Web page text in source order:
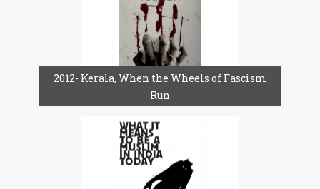
2012- Kerala, When the Wheels of Fascism
Run